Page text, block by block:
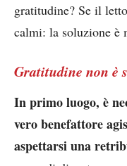
gratitudine? Se il
calmi: la soluzione è
Gratitudine non è
In primo luogo, è
vero benefattore
aspettarsi una